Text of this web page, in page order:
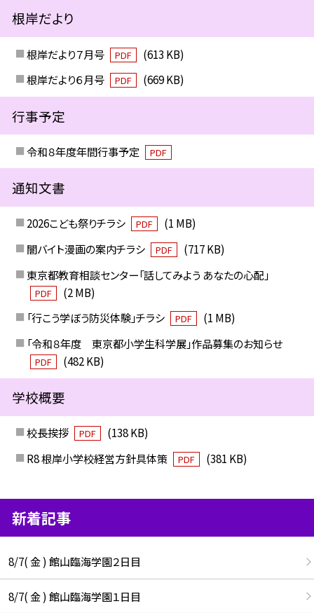
根岸だより
根岸だより７月号 PDF
(613 KB)
根岸だより６月号
PDF (669 KB)
行事予定
令和８年度年間行事予定 PDF
通知文書
2026こども祭りチラシ PDF
(1 MB)
闇バイト漫画の案内チラシ
PDF
(717 KB)
東京都教育相談センター「話してみよう あなたの心配」
PDF
(2 MB)
「行こう学ぼう防災体験」チラシ
PDF
(1 MB)
「令和８年度 東京都小学生科学展」作品募集のお知らせ
PDF (482 KB)
学校概要
校長挨拶 PDF
(138 KB)
R8 根岸小学校経営方針具体策
PDF (381 KB)
新着記事
8/7( 金 ) 館山臨海学園２日目
8/7( 金 ) 館山臨海学園１日目